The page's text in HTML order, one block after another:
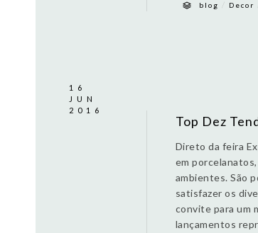
blog Decor
16
JUN
2016
Top Dez
Direto da feira
em
ambientes. São
satisfazer os
convite para um
lançamentos